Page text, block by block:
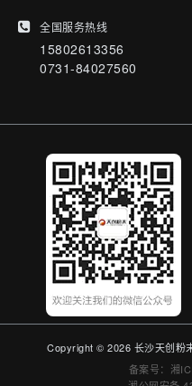
全国服务热线
15802613356
0731-84027560
Copyright © 2026 长沙天创粉
备案号：湘